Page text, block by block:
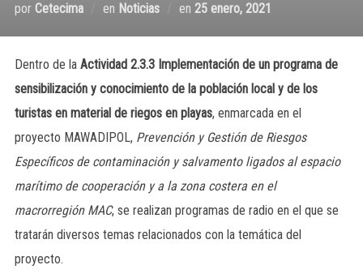
por Cetecima en Noticias en 25 enero, 2021
Dentro de la Actividad 2.3.3 Implementación de un programa de
sensibilización y conocimiento de la población local y de los
turistas en material de riegos en playas, enmarcada en el
proyecto MAWADIPOL, Prevención y Gestión de Riesgos
Específicos de contaminación y salvamento ligados al espacio
marítimo de cooperación y a la zona costera en el
macrorregión MAC, se realizan programas de radio en el que se
tratarán diversos temas relacionados con la temática del
proyecto.